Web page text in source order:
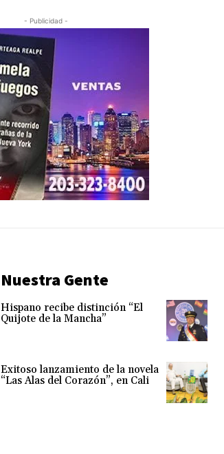
- Publicidad -
Nuestra Gente
Hispano recibe distinción “El
Quijote de la Mancha”
Exitoso lanzamiento de la novela
“Las Alas del Corazón”, en Cali